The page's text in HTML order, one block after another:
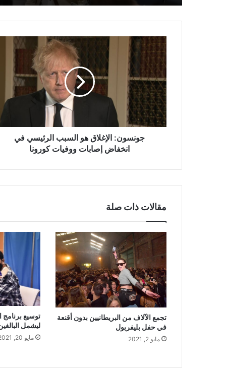
جونسون:
الإغلاق
السبب
الرئيسي
في
انخفاض
إصابات
ووفيات
جونسون: الإغلاق هو السبب الرئيسي في
انخفاض إصابات ووفيات كورونا
مقالات ذات صلة
تجمع الآلاف من البريطانيين بدون أقنعة
في حفل بليفربول
مايو 2, 2021
توسيع برنامج
ليشمل البالغين
مايو 20, 2021